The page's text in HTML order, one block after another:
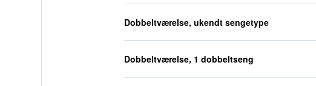
Dobbeltværelse, ukendt sengetype
Dobbeltværelse, 1 dobbeltseng